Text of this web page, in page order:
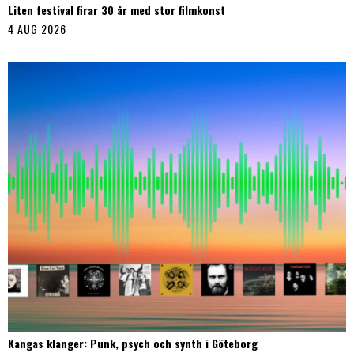
Liten festival firar 30 år med stor filmkonst
4 AUG 2026
Kangas klanger: Punk, psych och synth i Göteborg